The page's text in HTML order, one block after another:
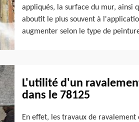
appliqués, la surface du mur, ainsi
aboutit le plus souvent à
augmenter selon le type de
L'utilité d'un
dans le 78125
En effet, les travaux de